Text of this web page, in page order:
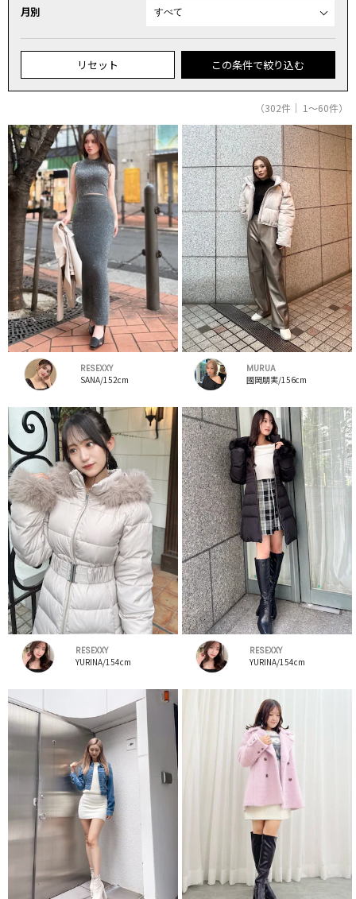
月別
リセット この条件で絞り込む
（302件｜ 1～60件）
RESEXXY
SANA/152cm
MURUA
國岡朋実/156cm
RESEXXY
YURINA/154cm
RESEXXY
YURINA/154cm